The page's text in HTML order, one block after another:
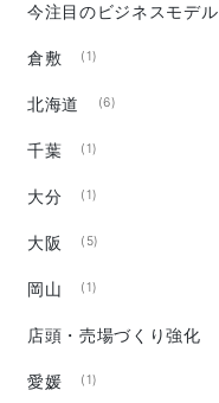
今注目のビジネスモデル
倉敷 (1)
北海道 (6)
千葉 (1)
大分 (1)
大阪 (5)
岡山 (1)
店頭・売場づくり強化
愛媛 (1)